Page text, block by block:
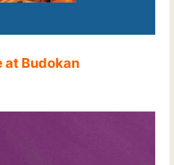
at Budokan